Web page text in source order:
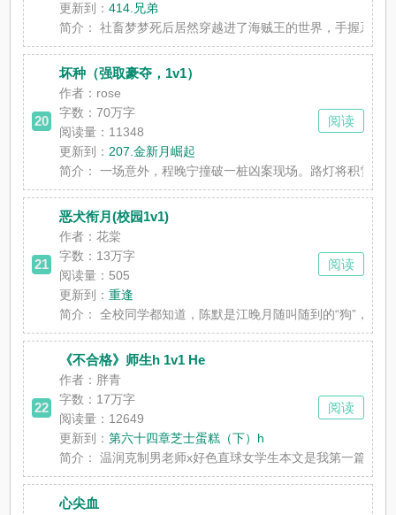
更新到：414.兄弟
简介：
社畜梦梦死后居然穿越进了海贼王的世界，手握系统
20
坏种（强取豪夺，1v1）
作者：rose
字数：70万字
阅读量：11348
更新到：207.金新月崛起
简介：
一场意外，程晚宁撞破一桩凶案现场。路灯将积雪反
阅读
21
恶犬衔月(校园1v1)
作者：花棠
字数： 13万字
阅读量：505
更新到：重逢
简介：
全校同学都知道，陈默是江晚月随叫随到的“狗”，是
阅读
22
《不合格》师生h 1v1 He
作者：胖青
字数： 17万字
阅读量：12649
更新到：第六十四章芝士蛋糕（下）h
简介：
温润克制男老师x好色直球女学生本文是我第一篇文
阅读
心尖血